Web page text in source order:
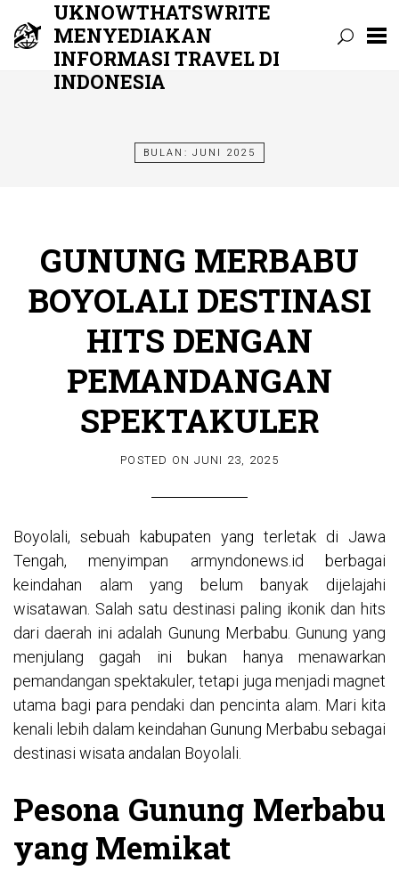
UKNOWTHATSWRITE
MENYEDIAKAN
INFORMASI TRAVEL DI
INDONESIA
BULAN: JUNI 2025
GUNUNG MERBABU
BOYOLALI DESTINASI
HITS DENGAN
PEMANDANGAN
SPEKTAKULER
POSTED ON JUNI 23, 2025
Boyolali, sebuah kabupaten yang terletak di Jawa
Tengah, menyimpan armyndonews.id berbagai
keindahan alam yang belum banyak dijelajahi
wisatawan. Salah satu destinasi paling ikonik dan hits
dari daerah ini adalah Gunung Merbabu. Gunung yang
menjulang gagah ini bukan hanya menawarkan
pemandangan spektakuler, tetapi juga menjadi magnet
utama bagi para pendaki dan pencinta alam. Mari kita
kenali lebih dalam keindahan Gunung Merbabu sebagai
destinasi wisata andalan Boyolali.
Pesona Gunung Merbabu
yang Memikat